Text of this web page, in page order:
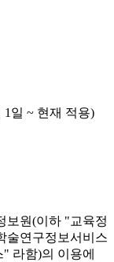
1일 ~ 현재 적용)
보원(이하 "교육정
술연구정보서비스
라함)의 이용에